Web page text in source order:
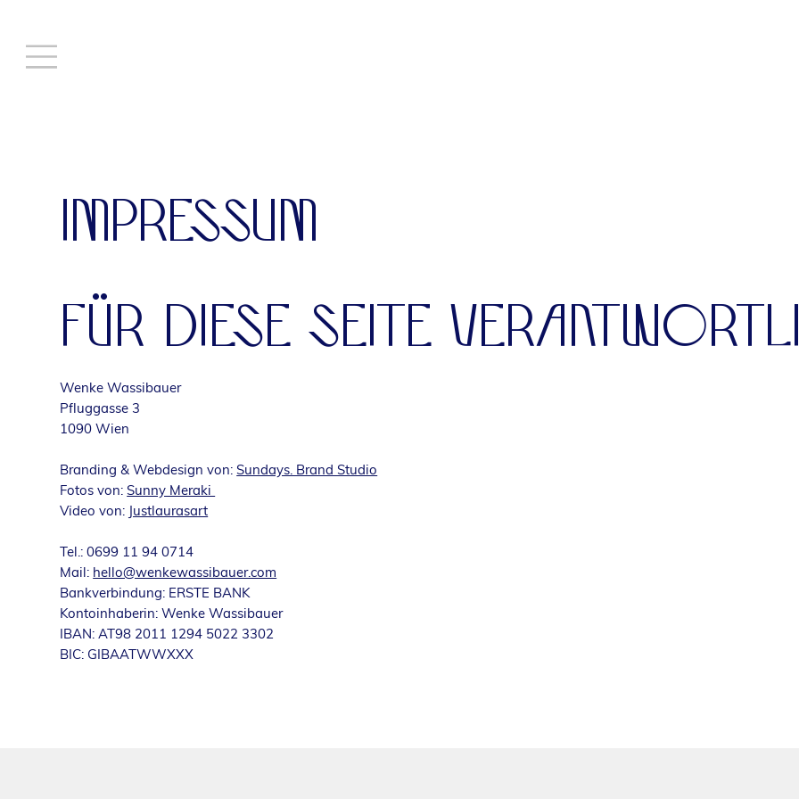
IMPRESSUM
FÜR DIESE SEITE
Wenke Wassibauer
Pfluggasse 3
1090 Wien
Branding & Webdesign von:Sundays. Brand Studio
Fotos von:Sunny Meraki
Video von: Justlaurasart
Tel.: 0699 11 94 0714
Mail: hello@wenkewassibauer.com
Bankverbindung: ERSTE BANK
Kontoinhaberin: Wenke Wassibauer
IBAN: AT98 2011 1294 5022 3302
BIC: GIBAATWWXXX